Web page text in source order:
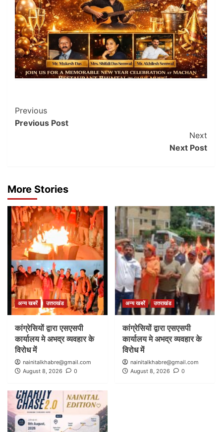
Post
Navigation
Previous
Previous Post
Next
Next Post
More Stories
अन्य खबरें उत्तराखंड
कांग्रेसियों द्वारा एसएसपी
कार्यालय मे अभद्र व्यवहार के
विरोध में
nainitalkhabre@gmail.com
August 8, 2026
0
अन्य खबरें उत्तराखंड
कांग्रेसियों द्वारा एसएसपी
कार्यालय मे अभद्र व्यवहार के
विरोध में
nainitalkhabre@gmail.com
August 8, 2026
0